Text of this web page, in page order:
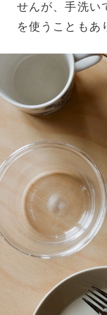
せんが、手洗い
を使うこともあ